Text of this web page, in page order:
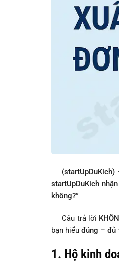
(startUpDuKich)
startUpDuKich
không?”
Câu trả lời
bạn hiểu đúng – đủ
1. Hộ kinh